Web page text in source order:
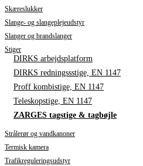
Skæreslukker
Slange- og slangeplejeudstyr
Slanger og brandslanger
Stiger
DIRKS arbejdsplatform
DIRKS redningssstige, EN 1147
Proff kombistige, EN 1147
Teleskopstige, EN 1147
ZARGES tagstige & tagbøjle
Strålerør og vandkanoner
Termisk kamera
Trafikreguleringsudstyr